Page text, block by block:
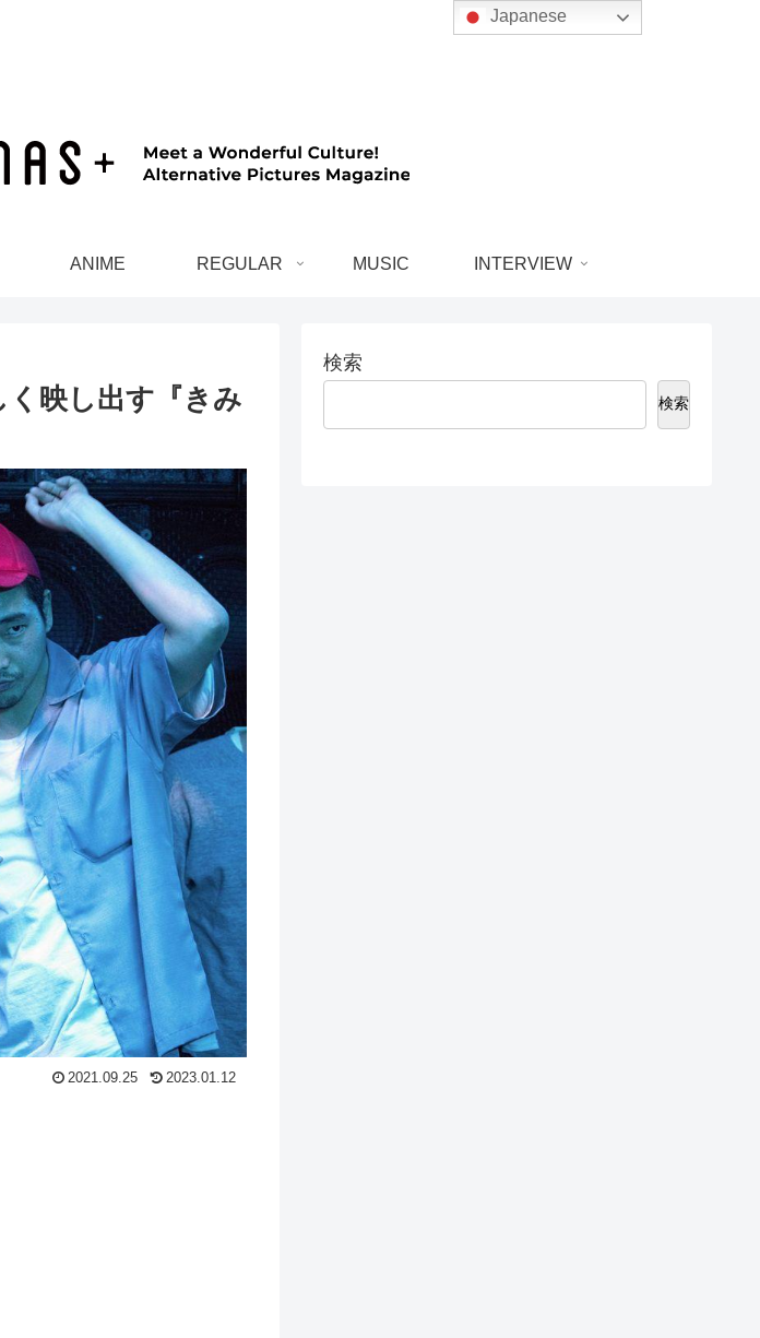
ANIME REGULAR MUSIC INTERVIEW
く映し出す『きみ
2021.09.25 2023.01.12
検索
検索
Japanese